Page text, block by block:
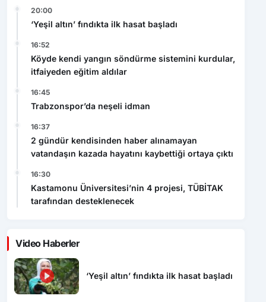
20:00
‘Yeşil altın’ fındıkta ilk hasat başladı
16:52
Köyde kendi yangın söndürme sistemini kurdular,
itfaiyeden eğitim aldılar
16:45
Trabzonspor’da neşeli idman
16:37
2 gündür kendisinden haber alınamayan
vatandaşın kazada hayatını kaybettiği ortaya çıktı
16:30
Kastamonu Üniversitesi’nin 4 projesi, TÜBİTAK
tarafından desteklenecek
Video Haberler
‘Yeşil altın’ fındıkta ilk hasat başladı